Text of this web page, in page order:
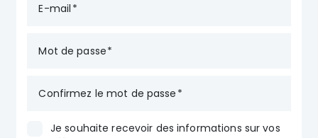
E-mail
Mot de passe
Confirmez le mot de passe
Je souhaite recevoir des informations sur vos